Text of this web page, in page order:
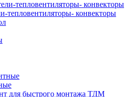
тепловентиляторы- конвекторы